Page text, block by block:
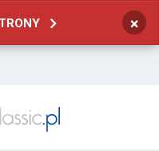
×